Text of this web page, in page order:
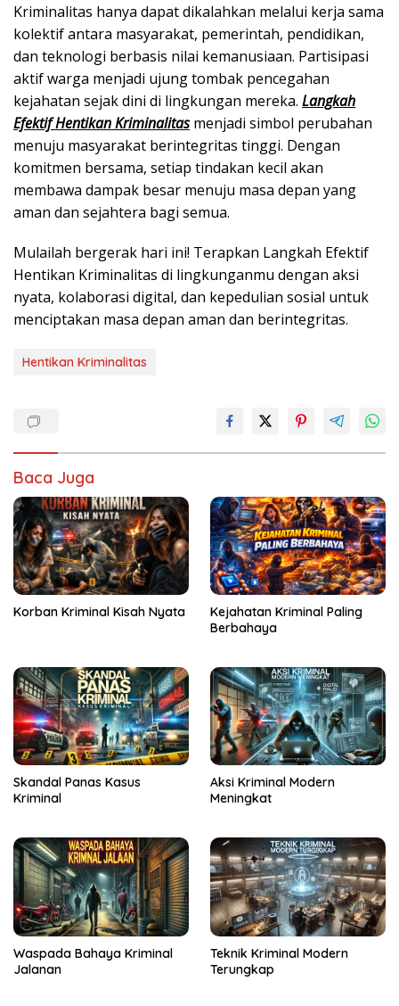
Kriminalitas hanya dapat dikalahkan melalui kerja sama
kolektif antara masyarakat, pemerintah, pendidikan,
dan teknologi berbasis nilai kemanusiaan. Partisipasi
aktif warga menjadi ujung tombak pencegahan
kejahatan sejak dini di lingkungan mereka. Langkah
Efektif Hentikan Kriminalitasmenjadi simbol perubahan
menuju masyarakat berintegritas tinggi. Dengan
komitmen bersama, setiap tindakan kecil akan
membawa dampak besar menuju masa depan yang
aman dan sejahtera bagi semua.
Mulailah bergerak hari ini! Terapkan Langkah Efektif
Hentikan Kriminalitas di lingkunganmu dengan aksi
nyata, kolaborasi digital, dan kepedulian sosial untuk
menciptakan masa depan aman dan berintegritas.
Hentikan Kriminalitas
Baca Juga
Korban Kriminal Kisah Nyata
Kejahatan Kriminal Paling
Berbahaya
Skandal Panas Kasus
Kriminal
Aksi Kriminal Modern
Meningkat
Waspada Bahaya Kriminal
Jalanan
Teknik Kriminal Modern
Terungkap